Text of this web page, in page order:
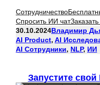
Сотрудничество
Спросить ИИ чат
30.10.2024Владимир
AI Product, AI
AI Сотрудники, NLP, ИИ
Запустите